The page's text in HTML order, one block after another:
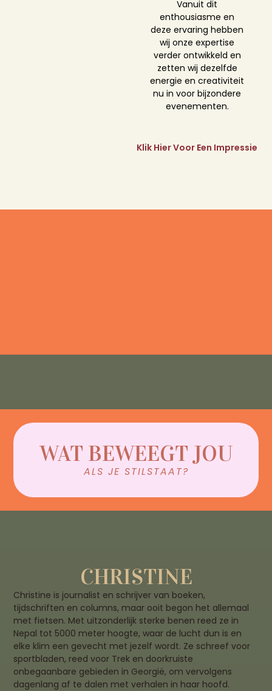
Vanuit dit
enthousiasme en
deze ervaring hebben
wij onze expertise
verder ontwikkeld en
zetten wij dezelfde
energie en creativiteit
nu in voor bijzondere
evenementen.
Klik Hier Voor Een Impressie
WAT BEWEEGT JOU
ALS JE STILSTAAT?
CHRISTINE
Christine is journalist en schrijver van boeken,
tijdschriften en columns, maar ooit begon het allemaal
met fietsen. Met uitzonderlijk sterke benen reed ze in
Nepal tot 5000 meter hoogte, waar de lucht dun is en
elke klim een gevecht met jezelf wordt. Ze schreef voor
sportbladen, reed voor Trek en doorkruiste
onbegaanbare gebieden in Georgië, om vervolgens
dagenlang af te dalen met verhalen in haar hoofd.